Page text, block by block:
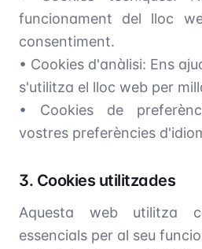
funcionament del lloc
consentiment.
• Cookies d'anàlisi: Ens
s'utilitza el lloc web per
• Cookies de
vostres preferències
3. Cookies utilitzades
Aquesta web utilitza
essencials per al seu